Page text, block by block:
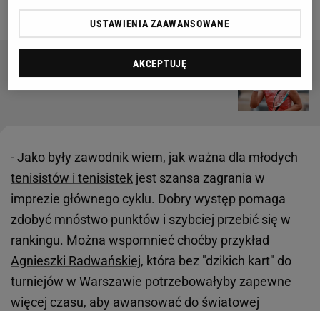
Sands. W przyszłości mogą wygrać jakiegoś szlema"
Iga Świątek poznała rywalkę na Wimbledonie.
- Jako były zawodnik wiem, jak ważna dla młodych
tenisistów i tenisistek jest szansa zagrania w
imprezie głównego cyklu. Dobry występ pomaga
zdobyć mnóstwo punktów i szybciej przebić się w
rankingu. Można wspomnieć choćby przykład
Agnieszki Radwańskiej, która bez "dzikich kart" do
turniejów w Warszawie potrzebowałyby zapewne
więcej czasu, aby awansować do światowej
USTAWIENIA ZAAWANSOWANE
AKCEPTUJĘ